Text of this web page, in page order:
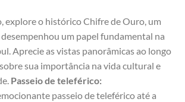
explore o histórico Chifre de Ouro, um
um papel fundamental na
Aprecie as vistas panorâmicas ao longo
sua importância na vida cultural e
Passeio de teleférico:
passeio de teleférico até a